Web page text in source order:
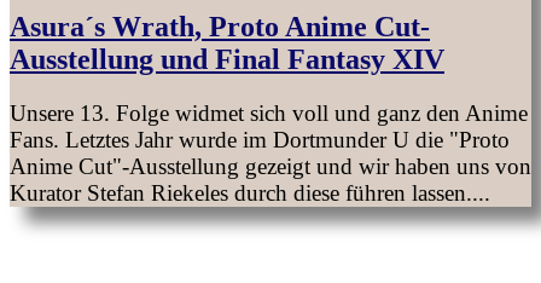
Asura´s Wrath, Proto Anime Cut-
Ausstellung und Final Fantasy XIV
Unsere 13. Folge widmet sich voll und ganz den Anime
Fans. Letztes Jahr wurde im Dortmunder U die "Proto
Anime Cut"-Ausstellung gezeigt und wir haben uns von
Kurator Stefan Riekeles durch diese führen lassen....